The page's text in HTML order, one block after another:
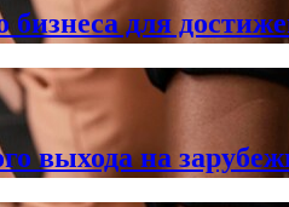
для
выхода на